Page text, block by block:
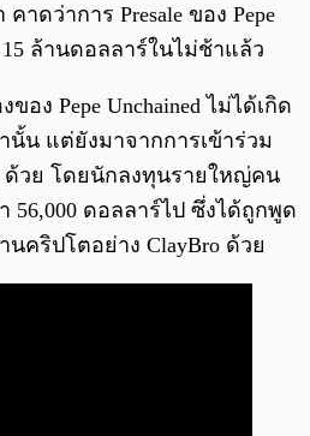
ดว่าการ Presale ของ Pepe
15 ล้านดอลลาร์ในไม่ช้าแล้ว
อง Pepe Unchained ไม่ได้เกิด
นั้น แต่ยังมาจากการเข้าร่วม
วย โดยนักลงทุนรายใหญ่คน
56,000 ดอลลาร์ไป ซึ่งได้ถูกพูด
คริปโตอย่าง ClayBro ด้วย